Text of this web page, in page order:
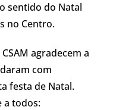
sentido do Natal
no Centro.
agradecem a
com
festa de Natal.
a todos: